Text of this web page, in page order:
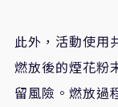
此外，活動使用
燃放後的煙花粉
留風險。燃放過